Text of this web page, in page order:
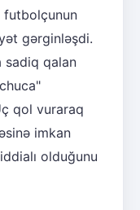
futbolçunun
gərginləşdi.
sadiq qalan
qol vuraraq
imkan
olduğunu